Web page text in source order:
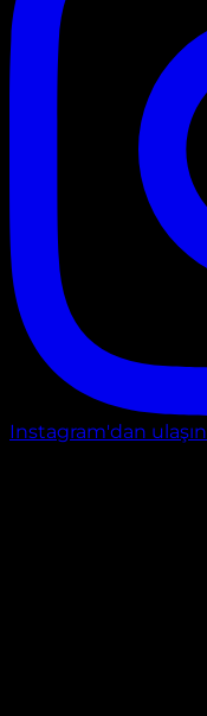
Instagram'dan ulaşın